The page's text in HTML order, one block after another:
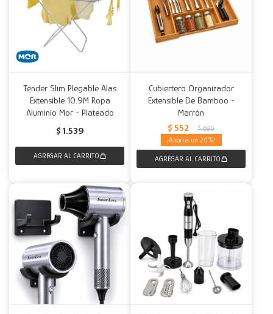
Tender Slim Plegable Alas
Extensible 10.9M Ropa
Aluminio Mor - Plateado
$ 1.539
Cubiertero Organizador
Extensible De Bamboo -
Marrón
$ 552 $ 690
20